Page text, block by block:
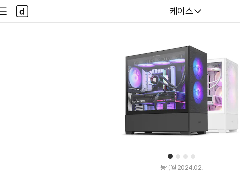
다나와
케이스
사
이
다
나
와
1 2 3 4
등록월 2024.02.